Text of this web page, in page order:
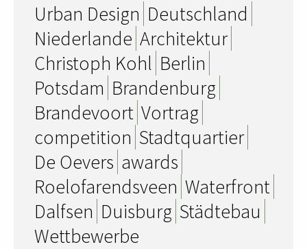
Urban Design Deutschland
Niederlande Architektur
Christoph Kohl Berlin
Potsdam Brandenburg
Brandevoort Vortrag
competition Stadtquartier
De Oevers awards
Roelofarendsveen Waterfront
Dalfsen Duisburg Städtebau
Wettbewerbe